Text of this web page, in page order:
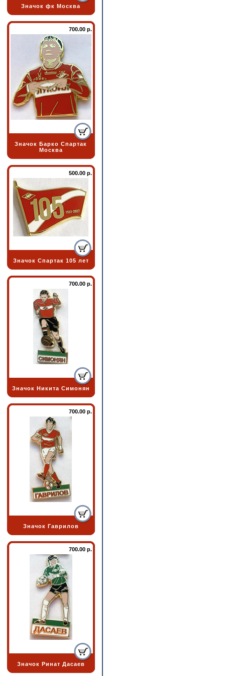
Значок фк Москва
700.00 р.
Значок Барко Спартак
Москва
500.00 р.
Значок Спартак 105 лет
700.00 р.
Значок Никита Симонян
700.00 р.
Значок Гаврилов
700.00 р.
Значок Ринат Дасаев